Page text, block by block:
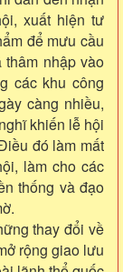
xuất hiện tư
để mưu cầu
nhập vào
các khu công
càng nhiều,
khiến lễ hội
đó làm mất
làm cho các
thống và đạo
thay đổi về
rộng giao lưu